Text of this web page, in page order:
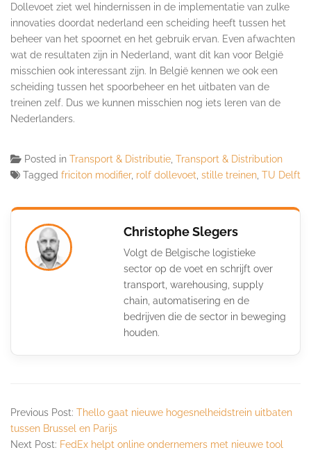
Dollevoet ziet wel hindernissen in de implementatie van zulke
innovaties doordat nederland een scheiding heeft tussen het
beheer van het spoornet en het gebruik ervan. Even afwachten
wat de resultaten zijn in Nederland, want dit kan voor België
misschien ook interessant zijn. In België kennen we ook een
scheiding tussen het spoorbeheer en het uitbaten van de
treinen zelf. Dus we kunnen misschien nog iets leren van de
Nederlanders.
Posted in Transport & Distributie Transport & Distribution
Tagged friciton modifier, rolf dollevoet stille treinen TU Delft
Christophe Slegers
Volgt de Belgische logistieke
sector op de voet en schrijft over
transport, warehousing, supply
chain, automatisering en de
bedrijven die de sector in beweging
houden.
Previous Post: Thello gaat nieuwe hogesnelheidstrein uitbaten
tussen Brussel en Parijs
Next Post: FedEx helpt online ondernemers met nieuwe tool